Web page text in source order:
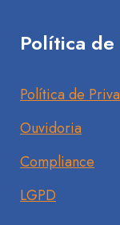
Política
Política de
Ouvidoria
Compliance
LGPD